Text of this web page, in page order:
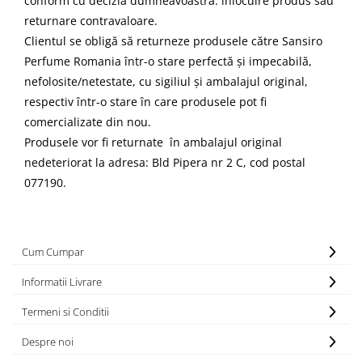
returnare contravaloare.
Clientul se obligă să returneze produsele către Sansiro
Perfume Romania într-o stare perfectă și impecabilă,
nefolosite/netestate, cu sigiliul și ambalajul original,
respectiv într-o stare în care produsele pot fi
comercializate din nou.
Produsele vor fi returnate în ambalajul original
nedeteriorat la adresa: Bld Pipera nr 2 C, cod postal
077190.
Cum Cumpar
Informatii Livrare
Termeni si Conditii
Despre noi